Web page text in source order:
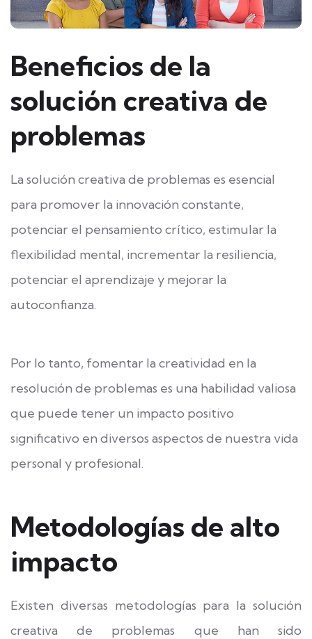
Beneficios de la
solución creativa de
problemas
La solución creativa de problemas es esencial
para promover la innovación constante,
potenciar el pensamiento crítico, estimular la
flexibilidad mental, incrementar la resiliencia,
potenciar el aprendizaje y mejorar la
autoconfianza.
Por lo tanto, fomentar la creatividad en la
resolución de problemas es una habilidad valiosa
que puede tener un impacto positivo
significativo en diversos aspectos de nuestra vida
personal y profesional.
Metodologías de alto
impacto
Existen diversas metodologías para la solución
creativa de problemas que han sido